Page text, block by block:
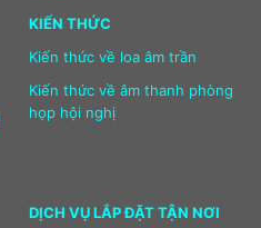
KIẾN THỨC
Kiến thức về loa âm trần
Kiến thức về âm thanh phòng
họp hội nghị
DỊCH VỤ LẮP ĐẶT TẬN NƠI